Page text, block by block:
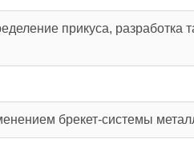
прикуса, разработка
брекет-системы